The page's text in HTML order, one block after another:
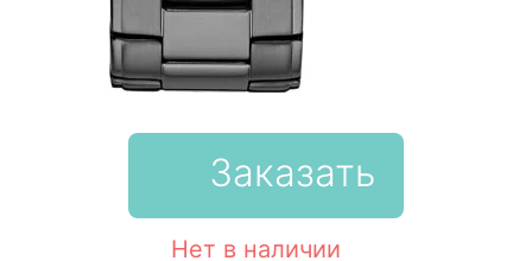
Заказать
Нет в наличии